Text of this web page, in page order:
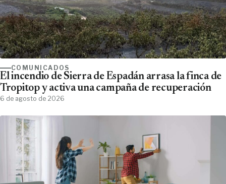
COMUNICADOS
El incendio de Sierra de Espadán arrasa la finca de
Tropitop y activa una campaña de recuperación
6 de agosto de 2026